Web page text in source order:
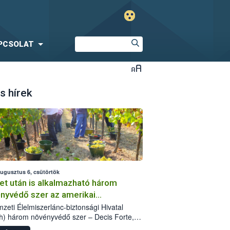
hírek
6, csütörtök
után is alkalmazható három
szer az amerikai
ellen
Élelmiszerlánc-biztonsági Hivatal
három növényvédő szer – Decis Forte,
24 EW, Oroganic – engedélyokiratát